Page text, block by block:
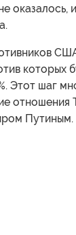
оказалось,
которых
Этот шаг
отношения
Путиным.